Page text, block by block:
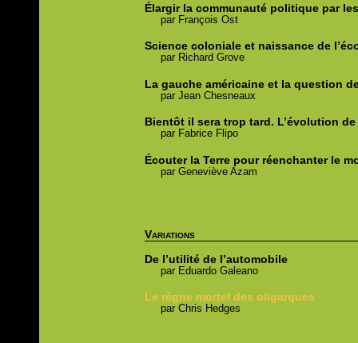
Élargir la communauté politique par
par François Ost
Science coloniale et naissance de
par Richard Grove
La gauche américaine et la question
parJean Chesneaux
Bientôt il sera trop tard. L’évolution
par Fabrice Flipo
Écouter la Terre pour réenchanter le
parGeneviève Azam
Variations
De l’utilité de l’automobile
par Eduardo Galeano
Le règne mortel des oligarques
parChris Hedges